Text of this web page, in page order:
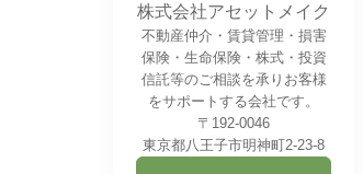
株式会社アセットメイク
不動産仲介・賃貸管理・損害
保険・生命保険・株式・投資
信託等のご相談を承りお客様
をサポートする会社です。
〒192-0046
東京都八王子市明神町2-23-8